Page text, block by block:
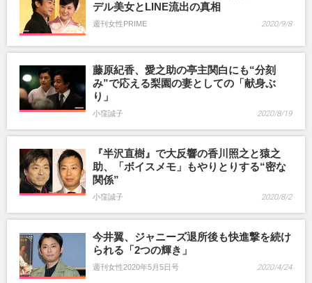
デル美女とLINE流出の真相
週刊女性PRIME 2020/9/8
藤原紀香、愛之助の亭主関白にも“分刻
み”で応える梨園の妻としての「献身ぶ
り」
小窪誠子 2020/8/19
『半沢直樹』で大反響の香川照之と猿之
助、「ボイスメモ」もやりとりする“密な
関係”
小窪誠子 2020/8/2
今井翼、ジャニーズ退所後も快進撃を続け
られる「2つの輝き」
週刊女性2020年5月5日号 2020/4/24